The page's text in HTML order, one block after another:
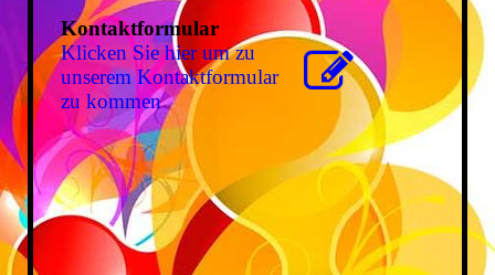
Kontaktformular
Klicken Sie hier um zu
unserem Kon­takt­for­mu­lar
zu kommen